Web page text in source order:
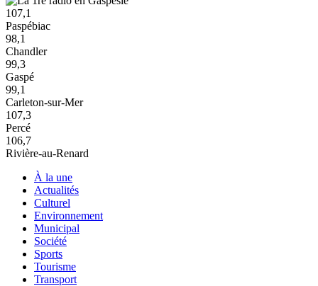
107,1
Paspébiac
98,1
Chandler
99,3
Gaspé
99,1
Carleton-sur-Mer
107,3
Percé
106,7
Rivière-au-Renard
À la une
Actualités
Culturel
Environnement
Municipal
Société
Sports
Tourisme
Transport